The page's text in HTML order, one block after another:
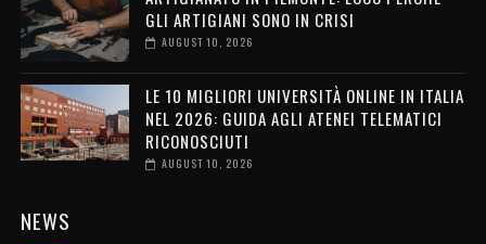
GLI ARTIGIANI SONO IN CRISI
AUGUST 10, 2026
LE 10 MIGLIORI UNIVERSITÀ ONLINE IN ITALIA
NEL 2026: GUIDA AGLI ATENEI TELEMATICI
RICONOSCIUTI
AUGUST 10, 2026
NEWS